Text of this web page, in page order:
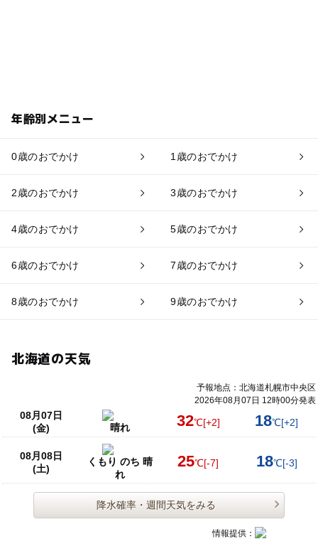
年齢別メニュー
0歳のおでかけ 1歳のおでかけ
2歳のおでかけ 3歳のおでかけ
4歳のおでかけ 5歳のおでかけ
6歳のおでかけ 7歳のおでかけ
8歳のおでかけ 9歳のおでかけ
北海道の天気
予報地点：北海道札幌市中央区
2026年08月07日 12時00分発表
08月07日
(金)
晴れ 32℃[+2] 18℃[+2]
08月08日
(土)
くもり のち 晴
れ
25℃[-7] 18℃[-3]
降水確率・週間天気をみる
情報提供：